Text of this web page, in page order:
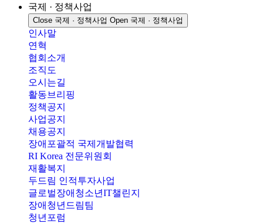
국제 · 정책사업
Close 국제 · 정책사업 Open 국제 · 정책사업
인사말
연혁
협회소개
조직도
오시는길
활동브리핑
정책공지
사업공지
채용공지
장애포괄적 국제개발협력
RI Korea 전문위원회
재활복지
두드림 인적투자사업
글로벌장애청소년IT챌린지
장애청년드림팀
청년포럼